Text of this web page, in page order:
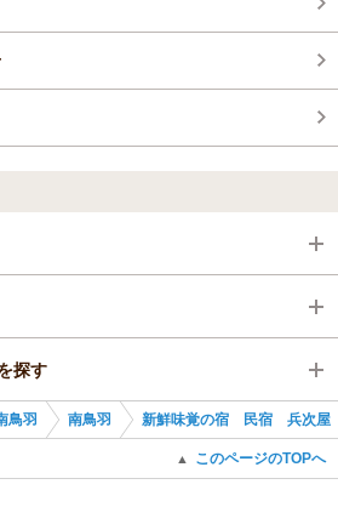
探す
鳥羽 南鳥羽 新鮮味覚の宿 民宿 兵次屋
▲ このページのTOPへ